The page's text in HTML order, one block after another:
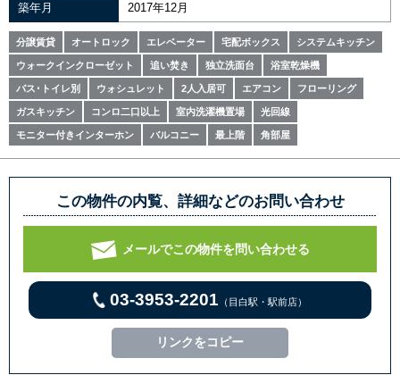
築年月 2017年12月
分譲賃貸 オートロック エレベーター 宅配ボックス システムキッチン
ウォークインクローゼット 追い焚き 独立洗面台 浴室乾燥機
バス･トイレ別 ウォシュレット 2人入居可 エアコン フローリング
ガスキッチン コンロ二口以上 室内洗濯機置場 光回線
モニター付きインターホン バルコニー 最上階 角部屋
この物件の内覧、詳細などのお問い合わせ
メールでこの物件を問い合わせる
03-3953-2201 （目白駅・駅前店）
リンクをコピー